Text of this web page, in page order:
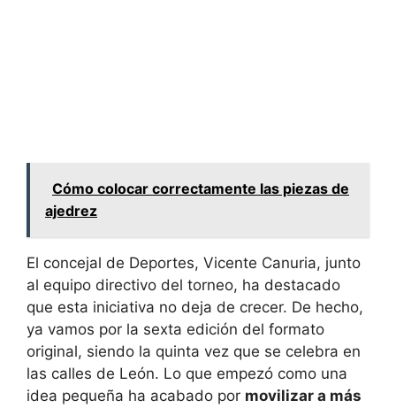
Cómo colocar correctamente las piezas de
ajedrez
El concejal de Deportes, Vicente Canuria, junto
al equipo directivo del torneo, ha destacado
que esta iniciativa no deja de crecer. De hecho,
ya vamos por la sexta edición del formato
original, siendo la quinta vez que se celebra en
las calles de León. Lo que empezó como una
idea pequeña ha acabado por movilizar a más